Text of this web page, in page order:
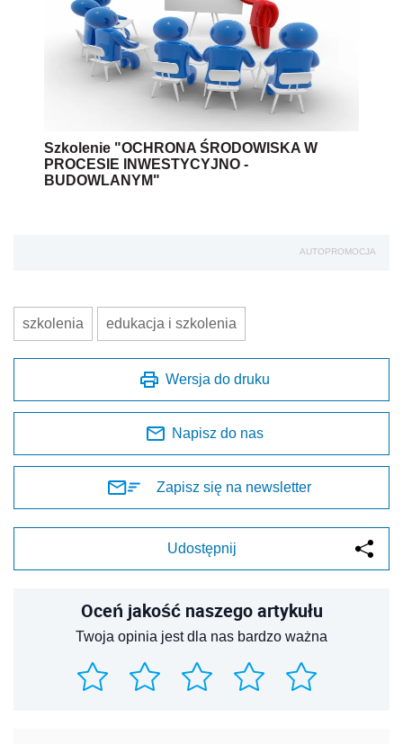
Szkolenie "OCHRONA ŚRODOWISKA W
PROCESIE INWESTYCYJNO -
BUDOWLANYM"
AUTOPROMOCJA
szkolenia edukacja i szkolenia
Wersja do druku
Napisz do nas
Zapisz się na newsletter
Udostępnij
Oceń jakość naszego artykułu
Twoja opinia jest dla nas bardzo ważna